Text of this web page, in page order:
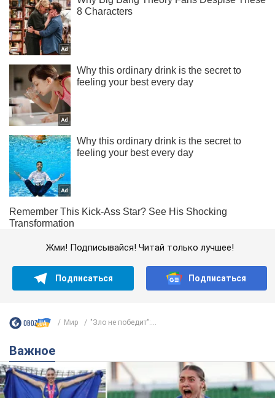
Жми! Подписывайся! Читай только лучшее!
Подписаться Подписаться
Мир "Зло не победит":...
Важное